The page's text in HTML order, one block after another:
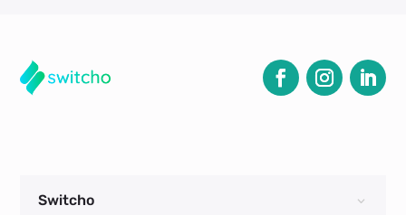
Switcho